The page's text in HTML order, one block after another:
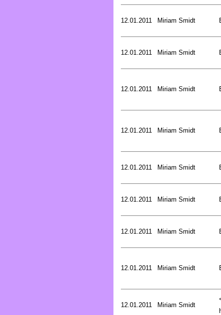
12.01.2011 Miriam Smidt
12.01.2011 Miriam Smidt
12.01.2011 Miriam Smidt
12.01.2011 Miriam Smidt
12.01.2011 Miriam Smidt
12.01.2011 Miriam Smidt
12.01.2011 Miriam Smidt
12.01.2011 Miriam Smidt
12.01.2011 Miriam Smidt